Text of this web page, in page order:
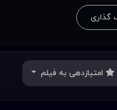
گذاری
امتیازدهی به فیلم